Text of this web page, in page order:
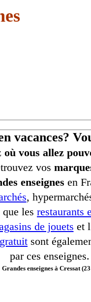
vacances?
où vous allez
vos
enseignes en
,
les restaurants
de jouets et
sont
par ces enseignes.
Grandes enseignes à Cressat